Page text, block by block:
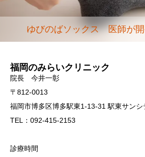
ゆびのばソックス 医師が
福岡のみらいクリニック
院長 今井一彰
〒812-0013
福岡市博多区博多駅東1-13-31 駅東サンシ
TEL：092-415-2153
診療時間